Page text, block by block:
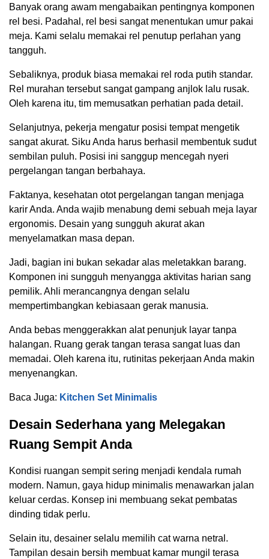
Banyak orang awam mengabaikan pentingnya komponen
rel besi. Padahal, rel besi sangat menentukan umur pakai
meja. Kami selalu memakai rel penutup perlahan yang
tangguh.
Sebaliknya, produk biasa memakai rel roda putih standar.
Rel murahan tersebut sangat gampang anjlok lalu rusak.
Oleh karena itu, tim memusatkan perhatian pada detail.
Selanjutnya, pekerja mengatur posisi tempat mengetik
sangat akurat. Siku Anda harus berhasil membentuk sudut
sembilan puluh. Posisi ini sanggup mencegah nyeri
pergelangan tangan berbahaya.
Faktanya, kesehatan otot pergelangan tangan menjaga
karir Anda. Anda wajib menabung demi sebuah meja layar
ergonomis. Desain yang sungguh akurat akan
menyelamatkan masa depan.
Jadi, bagian ini bukan sekadar alas meletakkan barang.
Komponen ini sungguh menyangga aktivitas harian sang
pemilik. Ahli merancangnya dengan selalu
mempertimbangkan kebiasaan gerak manusia.
Anda bebas menggerakkan alat penunjuk layar tanpa
halangan. Ruang gerak tangan terasa sangat luas dan
memadai. Oleh karena itu, rutinitas pekerjaan Anda makin
menyenangkan.
Baca Juga: Kitchen Set Minimalis
Desain Sederhana yang Melegakan
Ruang Sempit Anda
Kondisi ruangan sempit sering menjadi kendala rumah
modern. Namun, gaya hidup minimalis menawarkan jalan
keluar cerdas. Konsep ini membuang sekat pembatas
dinding tidak perlu.
Selain itu, desainer selalu memilih cat warna netral.
Tampilan desain bersih membuat kamar mungil terasa